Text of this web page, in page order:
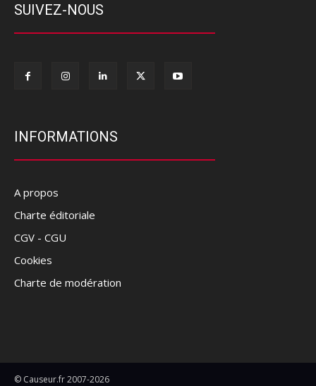
SUIVEZ-NOUS
INFORMATIONS
A propos
Charte éditoriale
CGV - CGU
Cookies
Charte de modération
© Causeur.fr 2007-2026